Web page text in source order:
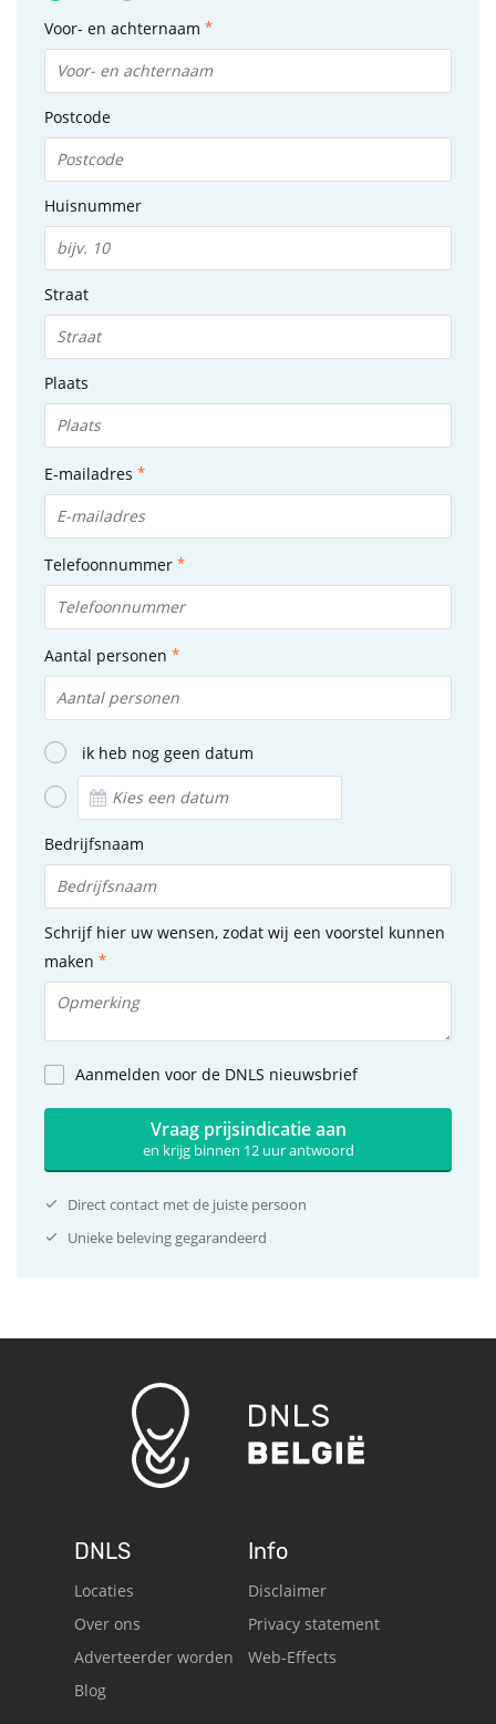
Voor- en achternaam
Postcode
Huisnummer
Straat
Plaats
E-mailadres
Telefoonnummer
Aantal personen
ik heb nog geen datum
Bedrijfsnaam
Schrijf hier uw wensen, zodat wij een voorstel kunnen
maken
Aanmelden voor de DNLS nieuwsbrief
Vraag prijsindicatie aan
en krijg binnen 12 uur antwoord
Direct contact met de juiste persoon
Unieke beleving gegarandeerd
DNLS
Locaties
Over ons
Adverteerder worden
Blog
Info
Disclaimer
Privacy statement
Web-Effects